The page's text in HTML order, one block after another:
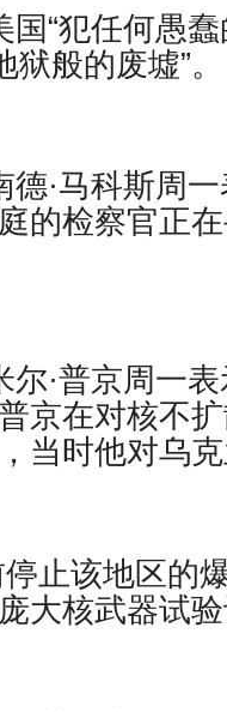
“犯任何愚
般的废墟”。
·马科斯周
的检察官正
·普京周一
京在对核不
当时他对乌
止该地区的
大核武器试验